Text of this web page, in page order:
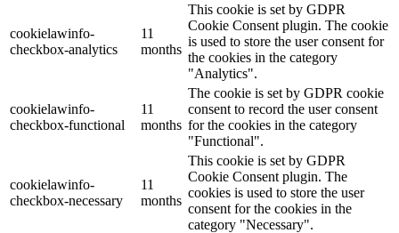
cookielawinfo-
checkbox-analytics
11
months
This cookie is set by GDPR
Cookie Consent plugin. The cookie
is used to store the user consent for
the cookies in the category
"Analytics".
cookielawinfo-
checkbox-functional
11
months
The cookie is set by GDPR cookie
consent to record the user consent
for the cookies in the category
"Functional".
cookielawinfo-
checkbox-necessary
11
months
This cookie is set by GDPR
Cookie Consent plugin. The
cookies is used to store the user
consent for the cookies in the
category "Necessary".